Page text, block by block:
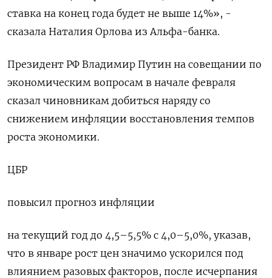
ставка на конец года будет ​не выше 14%», -
сказала Наталия Орлова из Альфа-банка.
Президент РФ Владимир Путин на совещании по
экономическим вопросам в начале февраля
сказал чиновникам добиться наряду со
‌снижением инфляции восстановления темпов
роста экономики.
ЦБР
повысил прогноз инфляции
на текущий год до 4,5–5,5% с 4,0–5,0%, указав,
что в ​январе рост цен значимо ускорился под
влиянием разовых факторов, после исчерпания